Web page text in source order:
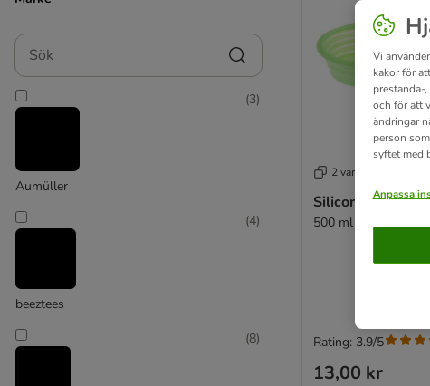
Sök
Aumüller
(3)
beeztees
(4)
(8)
2 varianter
Silicon reseskål
500 ml
13,00 kr
Rating: 3.9/5
Vi
kakor för
prestanda-
och för att
ändringar
person
syftet med
Anpassa